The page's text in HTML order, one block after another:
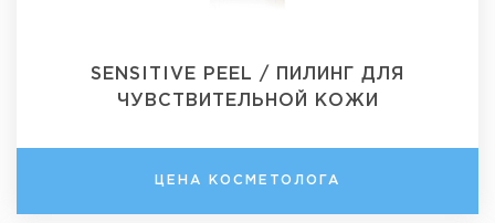
SENSITIVE PEEL / ПИЛИНГ ДЛЯ
ЧУВСТВИТЕЛЬНОЙ КОЖИ
ЦЕНА КОСМЕТОЛОГА